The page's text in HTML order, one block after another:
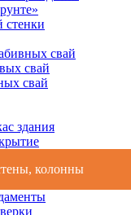
стенки
свай
свай
свай
здания
колонны